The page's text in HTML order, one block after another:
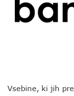
Vsebine, ki jih